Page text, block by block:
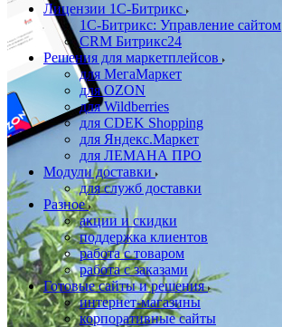
Лицензии 1С-Битрикс
1С-Битрикс: Управление сайтом
CRM Битрикс24
Решения для маркетплейсов
для МегаМаркет
для OZON
для Wildberries
для CDEK Shopping
для Яндекс.Маркет
для ЛЕМАНА ПРО
Модули доставки
для служб доставки
Разное
акции и скидки
поддержка клиентов
работа с товаром
работа с заказами
Готовые сайты и решения
интернет-магазины
корпоративные сайты